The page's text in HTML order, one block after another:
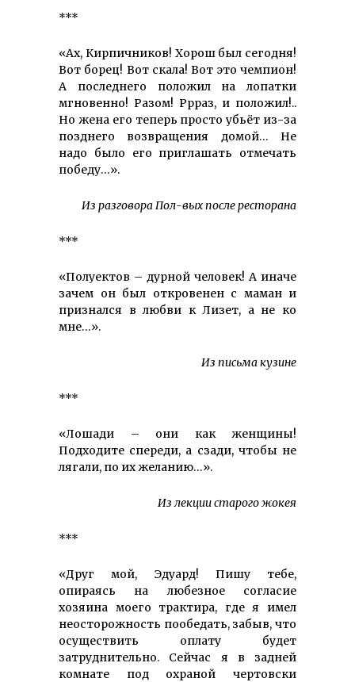
***
«Ах, Кирпичников! Хорош был сегодня!
Вот борец! Вот скала! Вот это чемпион!
А последнего положил на лопатки
мгновенно! Разом! Ррраз, и положил!..
Но жена его теперь просто убьёт из-за
позднего возвращения домой… Не
надо было его приглашать отмечать
победу…».
Из разговора Пол-вых после ресторана
***
«Полуектов – дурной человек! А иначе
зачем он был откровенен с маман и
признался в любви к Лизет, а не ко
мне…».
Из письма кузине
***
«Лошади – они как женщины!
Подходите спереди, а сзади, чтобы не
лягали, по их желанию…».
Из лекции старого жокея
***
«Друг мой, Эдуард! Пишу тебе,
опираясь на любезное согласие
хозяина моего трактира, где я имел
неосторожность пообедать, забыв, что
осуществить оплату будет
затруднительно. Сейчас я в задней
комнате под охраной чертовски